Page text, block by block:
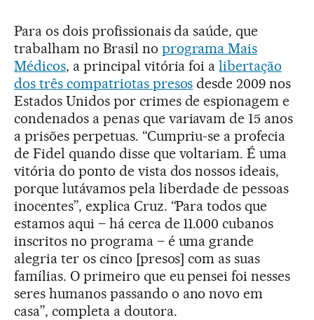
Para os dois profissionais da saúde, que
trabalham no Brasil no programa Mais
Médicos, a principal vitória foi alibertação
dos três compatriotas presos desde 2009 nos
Estados Unidos por crimes de espionagem e
condenados a penas que variavam de 15 anos
a prisões perpetuas. “Cumpriu-se a profecia
de Fidel quando disse que voltariam. É uma
vitória do ponto de vista dos nossos ideais,
porque lutávamos pela liberdade de pessoas
inocentes”, explica Cruz. “Para todos que
estamos aqui – há cerca de 11.000 cubanos
inscritos no programa – é uma grande
alegria ter os cinco [presos] com as suas
famílias. O primeiro que eu pensei foi nesses
seres humanos passando o ano novo em
casa”, completa a doutora.